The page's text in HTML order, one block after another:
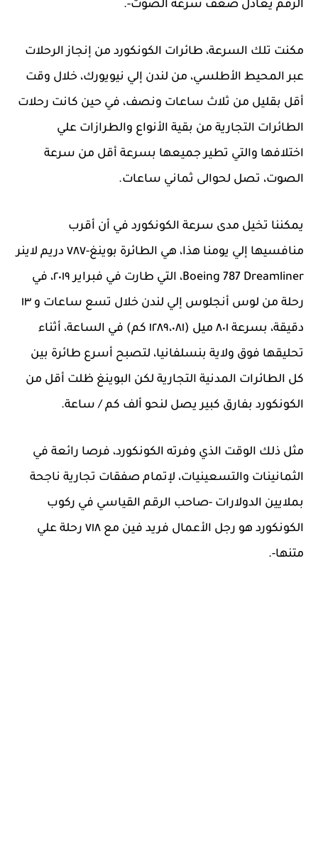
الرقم يعادل ضعف سرعة الصوت-.
مكنت تلك السرعة، طائرات الكونكورد من إنجاز الرحلات
عبر المحيط الأطلسي، من لندن إلي نيويورك، خلال وقت
أقل بقليل من ثلاث ساعات ونصف، في حين كانت رحلات
الطائرات التجارية من بقية الأنواع والطرازات علي
اختلافها والتي تطير جميعها بسرعة أقل من سرعة
الصوت، تصل لحوالى ثماني ساعات.
يمكننا تخيل مدى سرعة الكونكورد في أن أقرب
منافسيها إلي يومنا هذا، هي الطائرة بوينغ-٧٨٧ دريم لاينر
Boeing 787 Dreamliner، التي طارت في فبراير ٢٠١٩، في
رحلة من لوس أنجلوس إلي لندن خلال تسع ساعات و ١٣
دقيقة، بسرعة ٨٠١ ميل (١٢٨٩،٠٨١ كم) في الساعة، أثناء
تحليقها فوق ولاية بنسلفانيا، لتصبح أسرع طائرة بين
كل الطائرات المدنية التجارية لكن البوينغ ظلت أقل من
الكونكورد بفارق كبير يصل لنحو ألف كم / ساعة.
مثل ذلك الوقت الذي وفرته الكونكورد، فرصا رائعة في
الثمانينات والتسعينيات، لإتمام صفقات تجارية ناجحة
بملايين الدولارات -صاحب الرقم القياسي في ركوب
الكونكورد هو رجل الأعمال فريد فين مع ٧١٨ رحلة علي
متنها-.